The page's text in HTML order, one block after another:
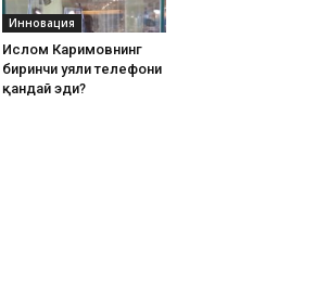
Инновация
Ислом Каримовнинг
биринчи уяли телефони
қандай эди?